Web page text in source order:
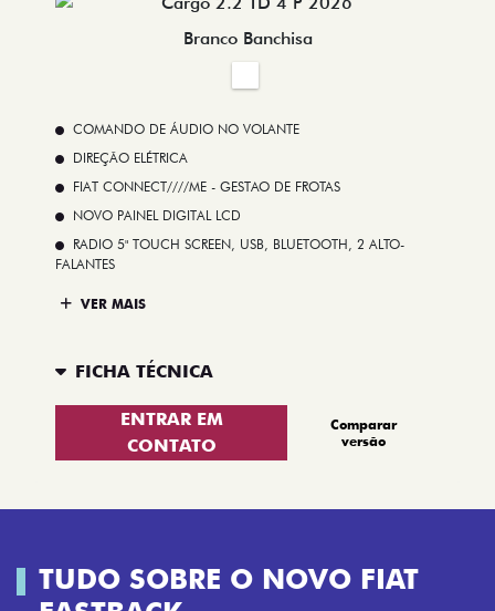
Branco Banchisa
COMANDO DE ÁUDIO NO VOLANTE
DIREÇÃO ELÉTRICA
FIAT CONNECT////ME - GESTAO DE FROTAS
NOVO PAINEL DIGITAL LCD
RADIO 5" TOUCH SCREEN, USB, BLUETOOTH, 2 ALTO-
FALANTES
VER MAIS
FICHA TÉCNICA
ENTRAR EM
CONTATO
Comparar
versão
TUDO SOBRE O NOVO FIAT